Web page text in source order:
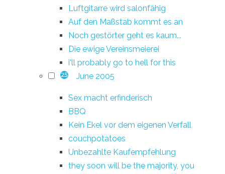
Luftgitarre wird salonfähig
Auf den Maßstab kommt es an
Noch gestörter geht es kaum...
Die ewige Vereinsmeierei
i'll probably go to hell for this
25 June 2005
Sex macht erfinderisch
BBQ
Kein Ekel vor dem eigenen Verfall
couchpotatoes
Unbezahlte Kaufempfehlung
they soon will be the majority, you